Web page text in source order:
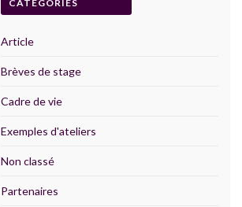
CATÉGORIES
Article
Brèves de stage
Cadre de vie
Exemples d'ateliers
Non classé
Partenaires